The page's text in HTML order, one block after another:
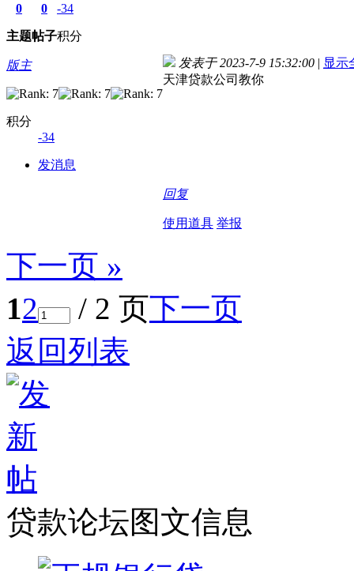
0
主题
0
帖子
-34
积分
版主
积分
-34
发消息
发表于 2023-7-9 15:32:00 | 显示
天津贷款公司教你
回复
使用道具 举报
下一页 »
12 / 2 页下一页
返回列表
贷款论坛图文信息